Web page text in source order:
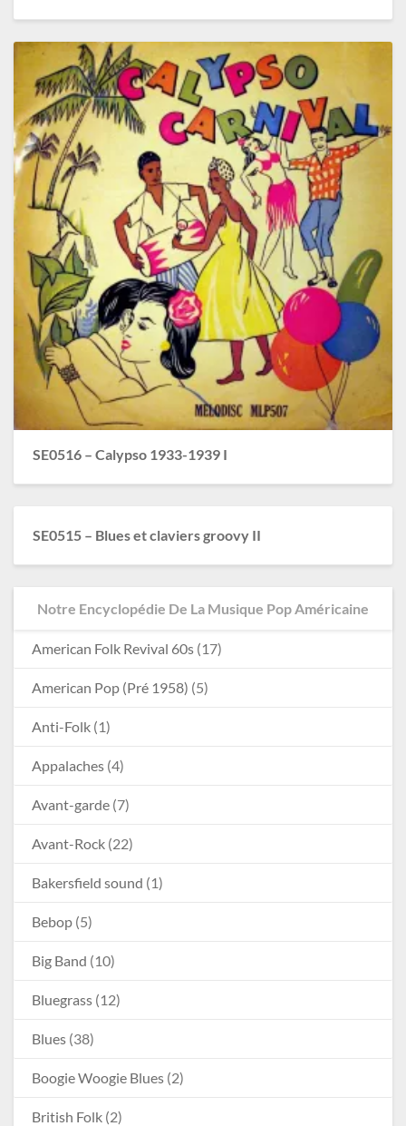
SE0516 – Calypso 1933-1939 I
SE0515 – Blues et claviers groovy II
Notre Encyclopédie De La Musique Pop Américaine
American Folk Revival 60s (17)
American Pop (Pré 1958) (5)
Anti-Folk (1)
Appalaches (4)
Avant-garde (7)
Avant-Rock (22)
Bakersfield sound (1)
Bebop (5)
Big Band (10)
Bluegrass (12)
Blues (38)
Boogie Woogie Blues (2)
British Folk (2)